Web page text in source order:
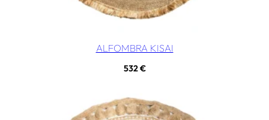
ALFOMBRA KISAI
532€